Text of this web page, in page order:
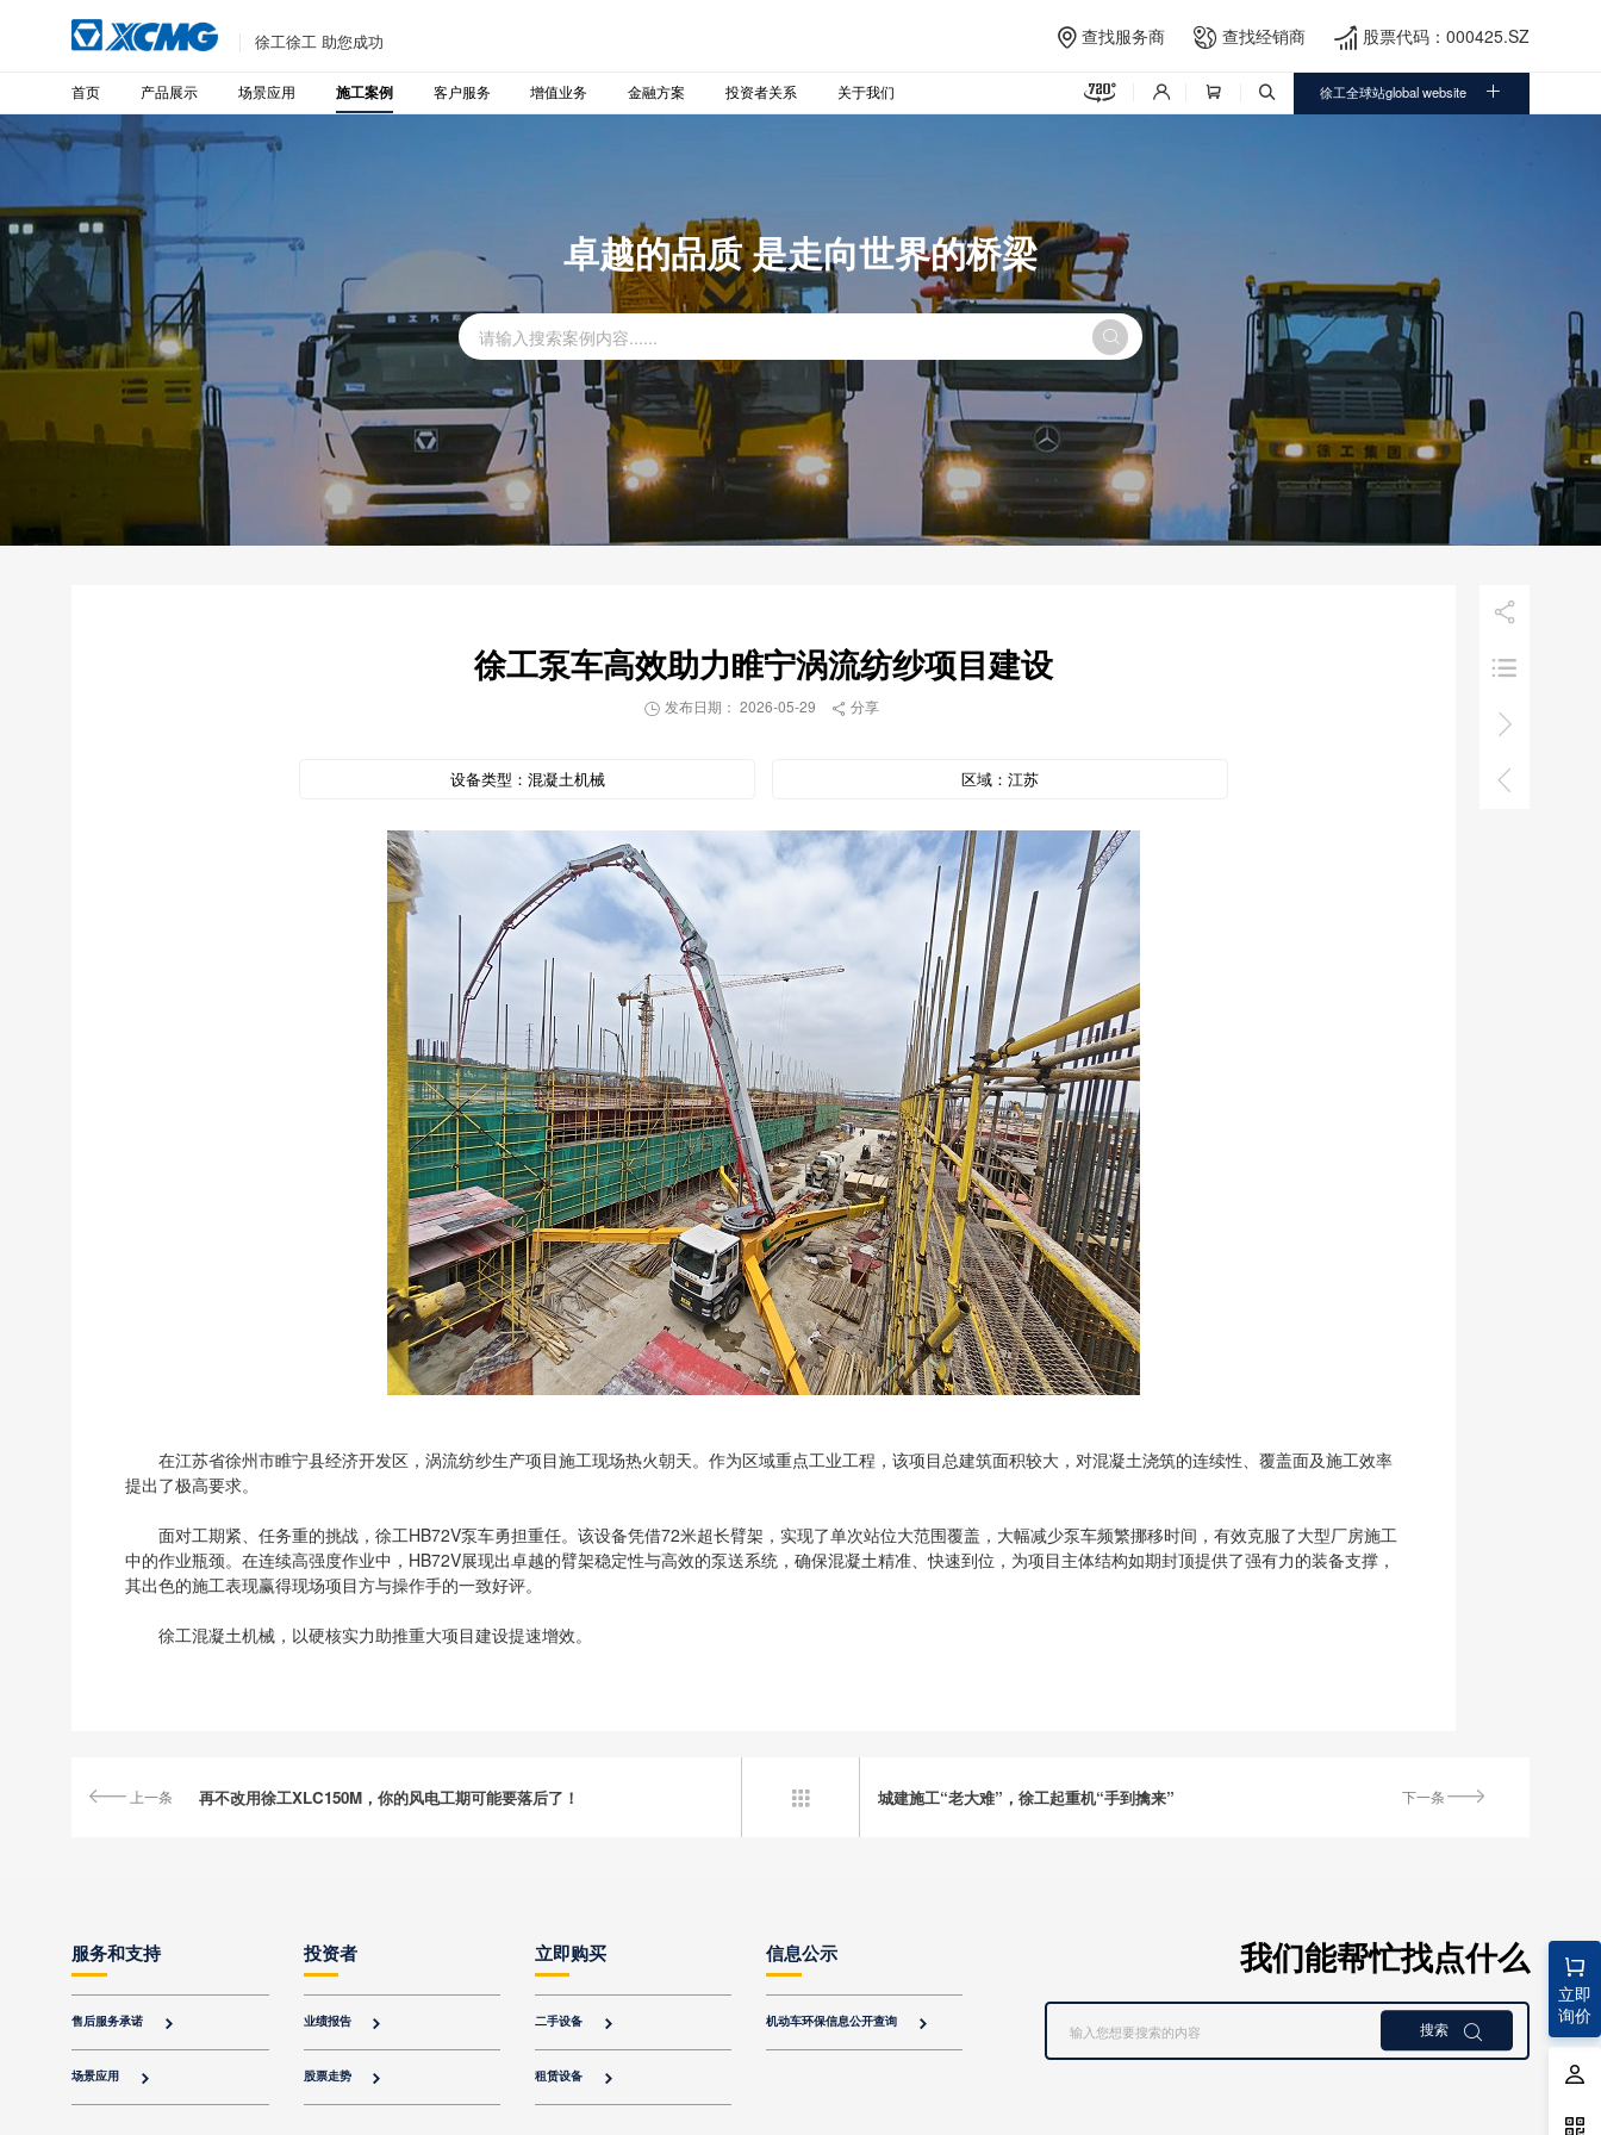
徐工徐工 助您成功  查找服务商  查找经销商  股票代码：000425.SZ
首页 产品展示 场景应用 施工案例 客户服务 增值业务 金融方案 投资者关系 关于我们     徐工全球站global website 
卓越的品质 是走向世界的桥梁





徐工泵车高效助力睢宁涡流纺纱项目建设
 发布日期： 2026-05-29  分享
设备类型： 混凝土机械 区域：江苏
在江苏省徐州市睢宁县经济开发区，涡流纺纱生产项目施工现场热火朝天。作为区域重点工业工程，该项目总建筑面积较大，对混凝土浇筑的连续性、覆盖面及施工效率
提出了极高要求。
面对工期紧、任务重的挑战，徐工HB72V泵车勇担重任。该设备凭借72米超长臂架，实现了单次站位大范围覆盖，大幅减少泵车频繁挪移时间，有效克服了大型厂房施工
中的作业瓶颈。在连续高强度作业中，HB72V展现出卓越的臂架稳定性与高效的泵送系统，确保混凝土精准、快速到位，为项目主体结构如期封顶提供了强有力的装备支撑，
其出色的施工表现赢得现场项目方与操作手的一致好评。
徐工混凝土机械，以硬核实力助推重大项目建设提速增效。
上一条 再不改用徐工XLC150M，你的风电工期可能要落后了！ 下一条
城建施工“老大难”，徐工起重机“手到擒来”

立即
询价
服务和支持
售后服务承诺 
场景应用 
投资者
业绩报告 
股票走势 
立即购买
二手设备 
租赁设备 
信息公示
机动车环保信息公开查询 
我们能帮忙找点什么
搜索 